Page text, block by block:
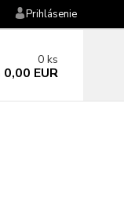
Prihlásenie
0 ks
0,00 EUR